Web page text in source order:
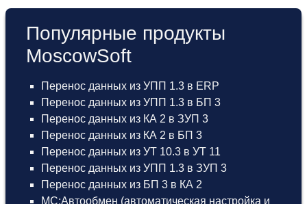
Популярные продукты
MoscowSoft
Перенос данных из УПП 1.3 в ERP
Перенос данных из УПП 1.3 в БП 3
Перенос данных из КА 2 в ЗУП 3
Перенос данных из КА 2 в БП 3
Перенос данных из УТ 10.3 в УТ 11
Перенос данных из УПП 1.3 в ЗУП 3
Перенос данных из БП 3 в КА 2
МС:Автообмен (автоматическая настройка и